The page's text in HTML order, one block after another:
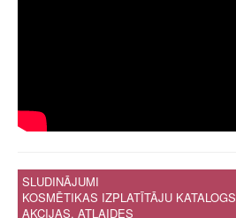
SLUDINĀJUMI
KOSMĒTIKAS IZPLATĪTĀJU KATALOGS
AKCIJAS, ATLAIDES